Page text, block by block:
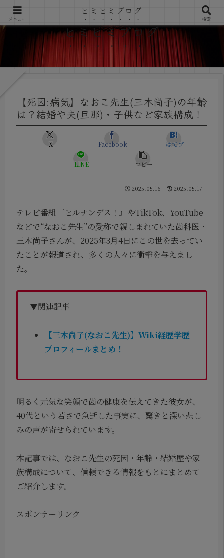
ヒミヒミブログ
【死因:病気】なおこ先生(三木尚子)の年齢
は？結婚や夫(旦那)・子供など家族構成！
X Facebook はてブ
LINE コピー
2025.05.16 2025.05.17
テレビ番組『ヒルナンデス！』やTikTok、YouTube
などで“なおこ先生”の愛称で親しまれていた歯科医・
三木尚子さんが、2025年3月4日にこの世を去ってい
たことが報道され、多くの人々に衝撃を与えまし
た。
▼関連記事
【三木尚子(なおこ先生)】Wiki経歴学歴
プロフィールまとめ！
明るく元気な笑顔で歯の健康を伝えてきた彼女が、
40代という若さで急逝した事実に、驚きと深い悲し
みの声が寄せられています。
本記事では、なおこ先生の死因・年齢・結婚歴や家
族構成について、信頼できる情報をもとにまとめて
ご紹介します。
スポンサーリンク
メニュー
ヒミヒミブログ
検索